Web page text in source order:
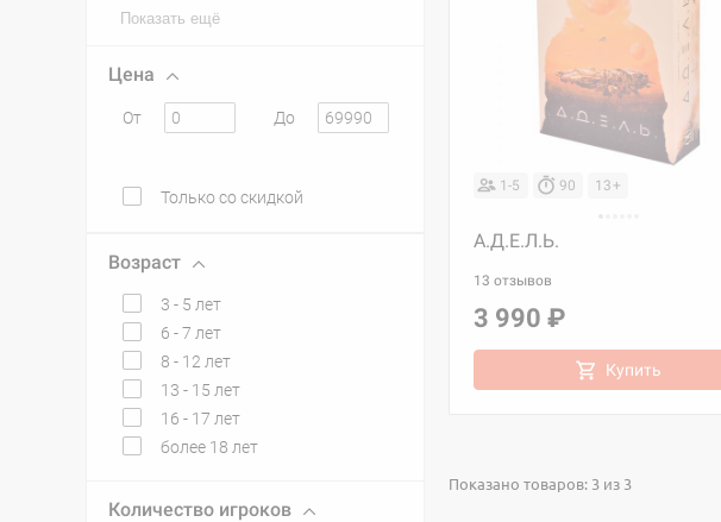
Показать ещё
Цена
От До
Только со скидкой
Возраст
3 - 5 лет
6 - 7 лет
8 - 12 лет
13 - 15 лет
16 - 17 лет
более 18 лет
Количество игроков
1-5 90 13+
А.Д.Е.Л.Ь.
13 отзывов
3 990 ₽
Купить
Показано товаров: 3 из 3